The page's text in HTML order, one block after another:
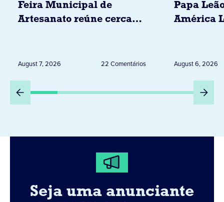
Feira Municipal de
Artesanato reúne cerca
August 7, 2026 22 Comentários
Papa
América
Peru
August 6, 2026
Seja uma anunciante